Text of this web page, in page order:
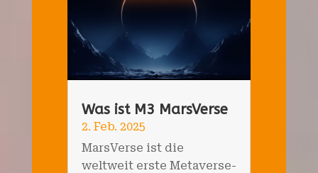
Was ist M3 MarsVerse
2. Feb. 2025
MarsVerse ist die
weltweit erste Metaverse-